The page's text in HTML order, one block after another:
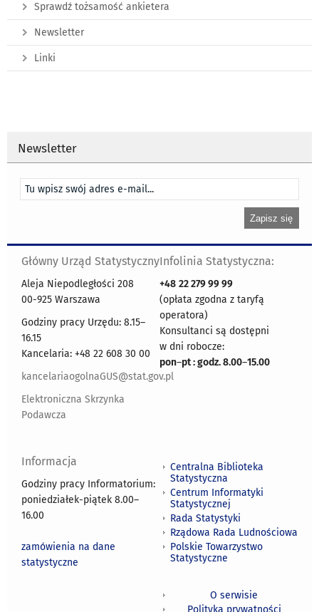
Sprawdź tożsamość ankietera
Newsletter
Linki
Newsletter
Główny Urząd Statystyczny
Aleja Niepodległości 208
00-925 Warszawa
Godziny pracy Urzędu: 8.15–
16.15
Kancelaria: +48 22 608 30 00
kancelariaogolnaGUS@stat.gov.pl
Elektroniczna Skrzynka
Podawcza
Infolinia Statystyczna:
+48 22 279 99 99
(opłata zgodna z taryfą
operatora)
Konsultanci są dostępni
w dni robocze:
pon–pt : godz. 8.00–15.00
Informacja
Godziny pracy Informatorium:
poniedziałek-piątek 8.00–
16.00
zamówienia na dane
statystyczne
Centralna Biblioteka
Statystyczna
Centrum Informatyki
Statystycznej
Rada Statystyki
Rządowa Rada Ludnościowa
Polskie Towarzystwo
Statystyczne
O serwisie
Polityka prywatności